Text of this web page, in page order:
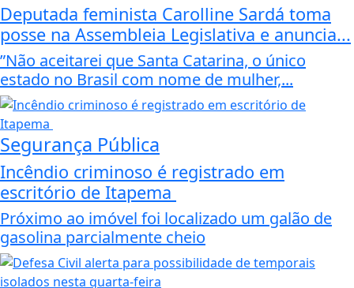
Deputada feminista Carolline Sardá toma
posse na Assembleia Legislativa e anuncia...
”Não aceitarei que Santa Catarina, o único
estado no Brasil com nome de mulher,...
Segurança Pública
Incêndio criminoso é registrado em
escritório de Itapema
Próximo ao imóvel foi localizado um galão de
gasolina parcialmente cheio